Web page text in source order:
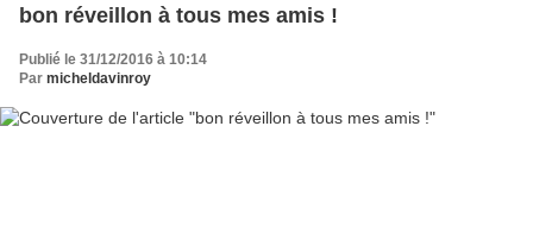
bon réveillon à tous mes amis !
Publié le 31/12/2016 à 10:14
Par micheldavinroy